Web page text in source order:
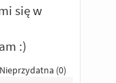
się w
:)
Nieprzydatna (0)